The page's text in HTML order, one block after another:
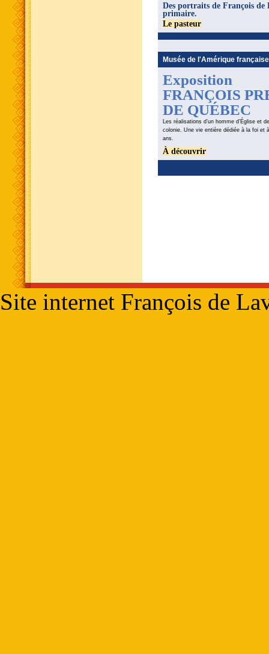
Des portraits de François de
primaire.
Le pasteur
Musée de l'Amérique française
Exposition
FRANÇOIS
DE QUÉBEC
Les réalisations d’un homme d’Église et
colonie. Une vie entière dédiée à la foi et
ans.
À découvrir
Site internet François de